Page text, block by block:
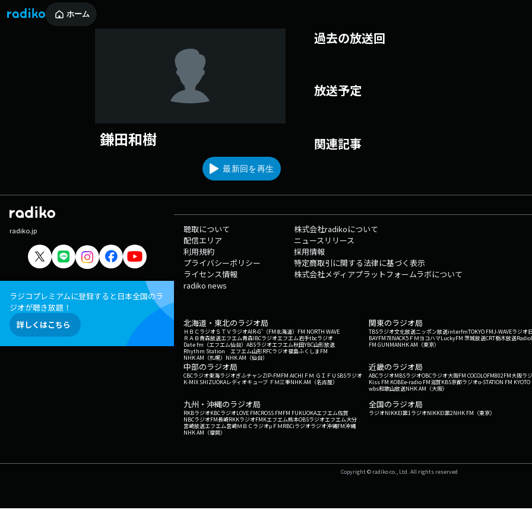
ホーム
鎌田和樹
最新回を再生
過去の放送回
放送予定
関連記事
radiko.jp
ラジコプレミアムに登録すると日本全国のラ
ジオが聴き放題！
詳しくはこちら
聴取について
配信エリア
利用規約
プライバシーポリシー
ライセンス情報
radiko news
株式会社radikoについて
ニュースリリース
採用情報
特定商取引に関する法律に基づく表示
株式会社メディアプラットフォームラボについて
北海道・東北のラジオ局
ＨＢＣラジオＳＴＶラジオAIR-G'（FM北海道） FM NORTH WAVE
ＲＡＢ青森放送エフエム青森IBCラジオエフエム岩手tbcラジオ
Date fm（エフエム仙台） ABSラジオエフエム秋田YBC山形放送
Rhythm Station エフエム山形RFCラジオ福島ふくしまFM
NHK AM（札幌） NHK AM（仙台）
関東のラジオ局
TBSラジオ文化放送ニッポン放送interfmTOKYO FMJ-WAVEラジオ
BAYFM78NACK5 ＦＭヨコハマLuckyFM 茨城放送CRT栃木放送
FM GUNMANHK AM（東京）
中部のラジオ局
CBCラジオ東海ラジオぎふチャンZIP-FMFM AICHI ＦＭ ＧＩＦＵ SBSラジオ
K-MIX SHIZUOKAレディオキューブ ＦＭ三重NHK AM（名古屋）
近畿のラジオ局
ABCラジオMBSラジオOBCラジオ大阪FM COCOLOFM802FM大阪ラ
Kiss FM KOBEe-radio FM滋賀KBS京都ラジオα-STATION FM KYOTO
wbs和歌山放送NHK AM（大阪）
九州・沖縄のラジオ局
RKBラジオKBCラジオLOVE FMCROSS FMFM FUKUOKAエフエム佐賀
NBCラジオFM長崎RKKラジオFMKエフエム熊本OBSラジオエフエム大分
宮崎放送エフエム宮崎ＭＢＣラジオμＦＭRBCiラジオラジオ沖縄FM沖縄
NHK AM（福岡）
全国のラジオ局
ラジオNIKKEI第1ラジオNIKKEI第2NHK FM（東京）
Copyright © radiko co., Ltd. All rights reserved